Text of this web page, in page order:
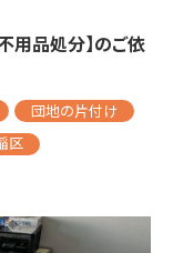
品処分】のご依
団地の片付け
区